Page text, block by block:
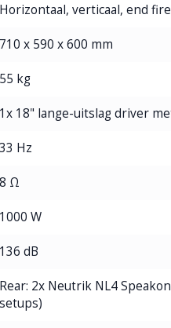
Horizontaal, verticaal, end
710 x 590 x 600 mm
55 kg
1x 18" lange-uitslag driver
33 Hz
8 Ω
1000 W
136 dB
Rear: 2x Neutrik NL4
setups)